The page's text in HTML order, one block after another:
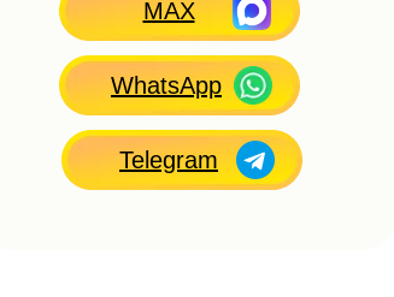
Telegram
WhatsApp
MAX